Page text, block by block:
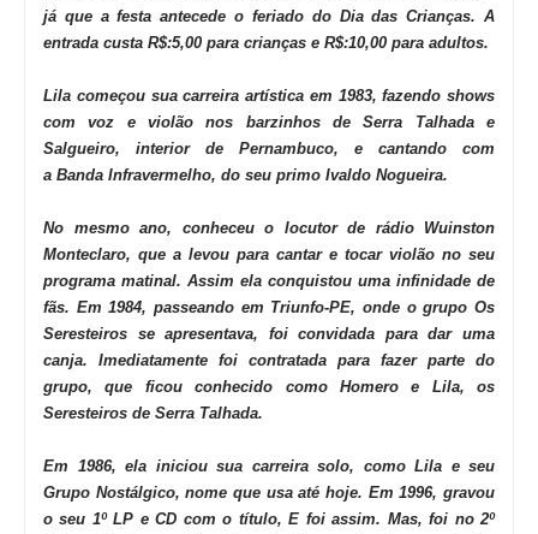
já que a festa antecede o feriado do Dia das Crianças. A
entrada custa R$:5,00 para crianças e R$:10,00 para adultos.
Lila começou sua carreira artística em 1983, fazendo shows
com voz e violão nos barzinhos de Serra Talhada e
Salgueiro, interior de Pernambuco, e cantando com
a Banda Infravermelho, do seu primo Ivaldo Nogueira.
No mesmo ano, conheceu o locutor de rádio Wuinston
Monteclaro, que a levou para cantar e tocar violão no seu
programa matinal. Assim ela conquistou uma infinidade de
fãs. Em 1984, passeando em Triunfo-PE, onde o grupo Os
Seresteiros se apresentava, foi convidada para dar uma
canja. Imediatamente foi contratada para fazer parte do
grupo, que ficou conhecido como Homero e Lila, os
Seresteiros de Serra Talhada.
Em 1986, ela iniciou sua carreira solo, como Lila e seu
Grupo Nostálgico, nome que usa até hoje. Em 1996, gravou
o seu 1º LP e CD com o título,E foi assim. Mas, foi no 2º